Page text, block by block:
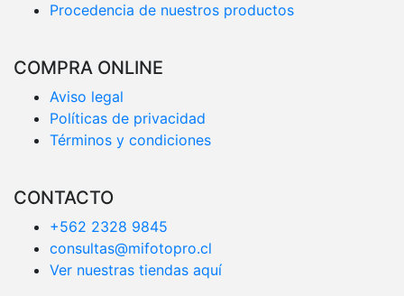
Procedencia de nuestros productos
COMPRA ONLINE
Aviso legal
Políticas de privacidad
Términos y condiciones
CONTACTO
+562 2328 9845
consultas@mifotopro.cl
Ver nuestras tiendas aquí